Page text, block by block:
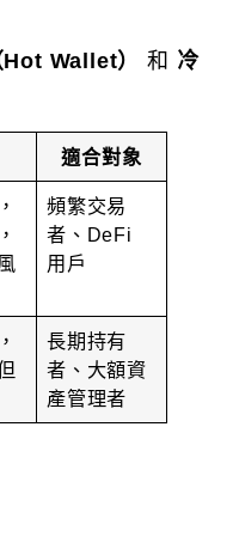
Wallet） 和 冷
適合對象
頻繁交易
者、DeFi
用戶
長期持有
者、大額資
產管理者